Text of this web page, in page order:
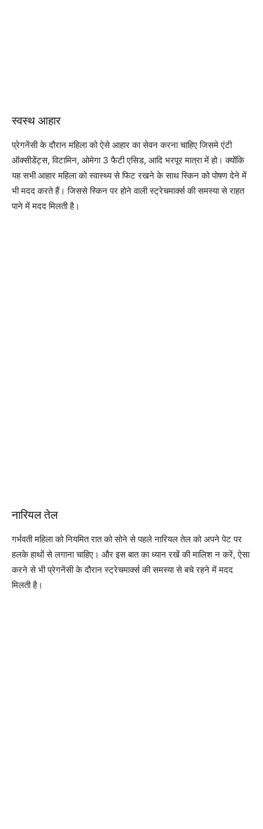
स्वस्थ आहार
प्रेगनेंसी के दौरान महिला को ऐसे आहार का सेवन करना चाहिए जिसमे एंटी
ऑक्सीडेंट्स, विटामिन, ओमेगा 3 फैटी एसिड, आदि भरपूर मात्रा में हो। क्योंकि
यह सभी आहार महिला को स्वास्थ्य से फिट रखने के साथ स्किन को पोषण देने में
भी मदद करते हैं। जिससे स्किन पर होने वाली स्ट्रेचमार्क्स की समस्या से राहत
पाने में मदद मिलती है।
नारियल तेल
गर्भवती महिला को नियमित रात को सोने से पहले नारियल तेल को अपने पेट पर
हलके हाथों से लगाना चाहिए। और इस बात का ध्यान रखें की मालिश न करें, ऐसा
करने से भी प्रेगनेंसी के दौरान स्ट्रेचमार्क्स की समस्या से बचे रहने में मदद
मिलती है।